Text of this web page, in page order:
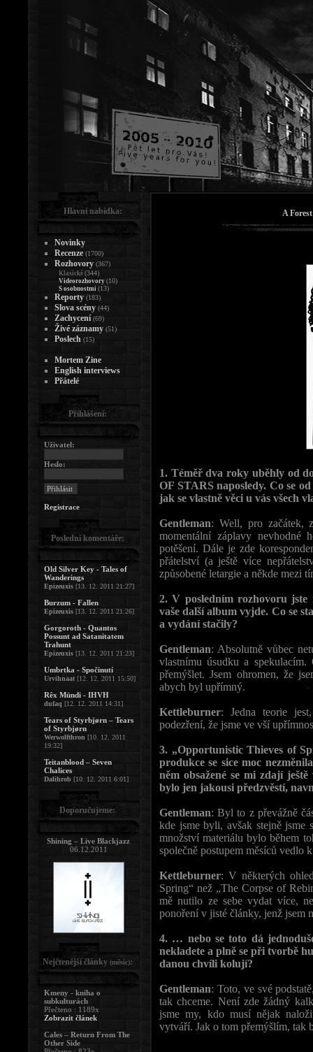
A
1. Téměř dva roky uběhly od
OF STARS naposledy. Co se
jak se vlastně věci u vás všech
Gentleman: Well, pro začátek,
momentální záplavy nevhodné
potěšení. Dále je zde
přátelství (a ještě více
způsobené letargie a někde mezi
2. V posledním rozhovoru
vaše další album vyjde. Co se
a vydání stačily?
Gentleman: Absolutně vůbec
vlastnímu úsudku a
přemýšlet. Jsem ohromen, že
abych byl upřímný.
Kettleburner: Jedna teorie
podezření, že jsme ve vší
3. „Opportunistic Thieves of
produkce se sice moc
něm obsažené se mi zdají
bylo jen jakousi předzvěstí,
Gentleman: Byl to z převážně
kde jsme byli, avšak stejně jsme
množství materiálu bylo během
společně postupem měsíců vedlo
Kettleburner: V některých
Spring“ než „The Corpse of
mě nutilo ze sebe vydat více,
ponoření v jisté články, jenž jsem
4. … nebo se toto dá
nekladete a plně se při tvorbě
danou chvíli kolují?
Gentleman: Toto, ve své
tak chceme. Není zde žádný
jsme my, kdo musí nějak
vytváří. Jak o tom přemýšlím, tak
Hlavní nabídka:
Novinky
Recenze (1700)
Rozhovory (367)
Klasické (344)
Videorozhovory (10)
S osobnostmi (13)
Reporty (183)
Slova scény (44)
Zachycení (69)
Živé záznamy (51)
Poslech (15)
Mortem Zine
English interviews
Přátelé
Přihlášení:
Uživatel:
Heslo:
Registrace
Poslední komentáře:
Old Silver Key - Tales of
Wanderings
Epizeuxis [13. 12. 2011 21:27]
Burzum - Fallen
Epizeuxis [13. 12. 2011 21:26]
Gorgoroth - Quantos
Possunt ad Satanitatem
Trahunt
Epizeuxis [13. 12. 2011 21:23]
Umbrtka - Spočinutí
Urvihnaat [12. 12. 2011 15:50]
Rêx Mündi - IHVH
dufaq [12. 12. 2011 14:31]
Tears of Styrbjørn – Tears
of Styrbjørn
Werwolfthron [10. 12. 2011
19:32]
Teitanblood – Seven
Chalices
Dalihrob [10. 12. 2011 6:01]
Doporučujeme:
Shining – Live Blackjazz
06.12.2011
Nejčtenější články (měsíc):
Kmeny - kniha o
subkulturách
Přečteno : 1189x
Zobrazit článek
Cales – Return From The
Other Side